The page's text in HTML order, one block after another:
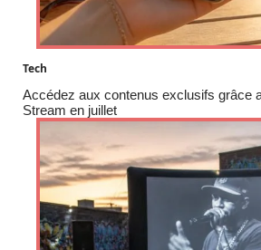
Tech
Accédez aux contenus exclusifs grâce
Stream en juillet